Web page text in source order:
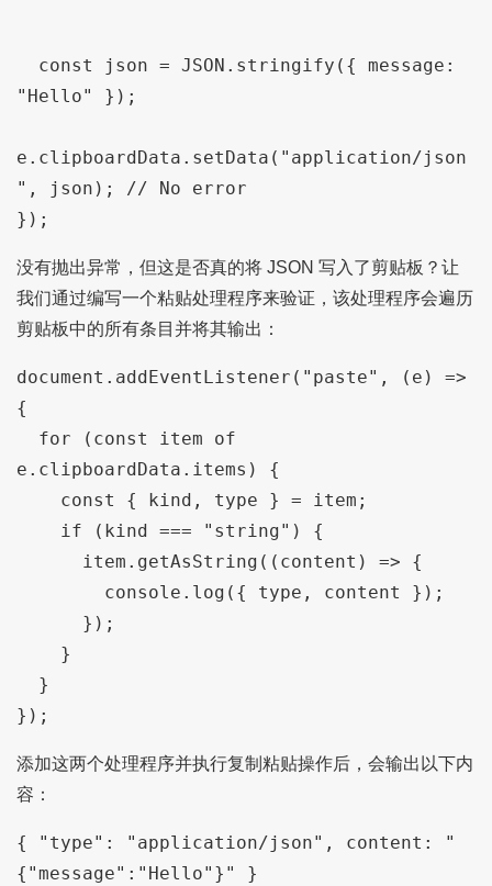
"Hello" });
e.clipboardData.setData("application/json
", json); // No error
});
没有抛出异常，但这是否真的将 JSON 写入了剪贴板？让
我们通过编写一个粘贴处理程序来验证，该处理程序会遍历
剪贴板中的所有条目并将其输出：
document.addEventListener("paste", (e) =>
{
e.clipboardData.items) {
});
添加这两个处理程序并执行复制粘贴操作后，会输出以下内
容：
{ "type": "application/json", content: "
{"message":"Hello"}" }